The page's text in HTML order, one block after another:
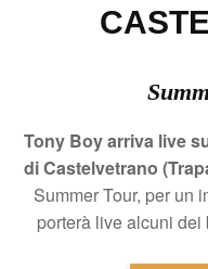
Tony Boy arriva live
di Castelvetrano
Summer Tour, per un
porterà live alcuni